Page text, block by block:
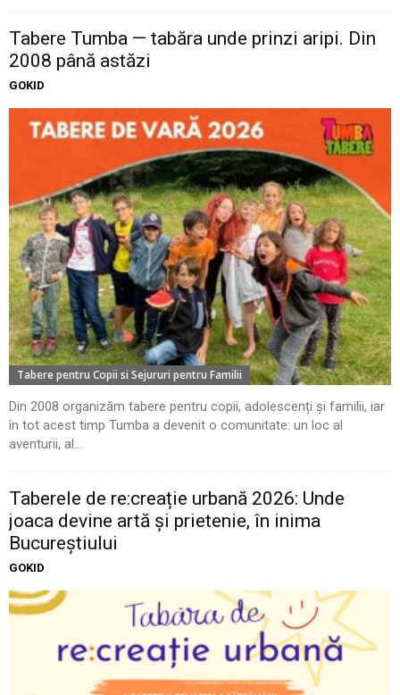
Tabere Tumba — tabăra unde prinzi aripi. Din
2008 până astăzi
GOKID
Tabere pentru Copii si Sejururi pentru Familii
Din 2008 organizăm tabere pentru copii, adolescenți și familii, iar
în tot acest timp Tumba a devenit o comunitate: un loc al
aventurii, al...
Taberele de re:creație urbană 2026: Unde
joaca devine artă și prietenie, în inima
Bucureștiului
GOKID